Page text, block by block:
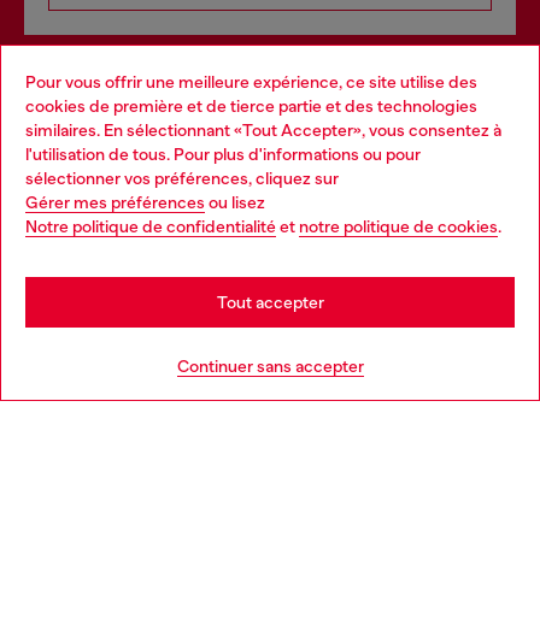
Pour vous offrir une meilleure expérience, ce site utilise des
cookies de première et de tierce partie et des technologies
similaires. En sélectionnant «Tout Accepter», vous consentez à
l'utilisation de tous. Pour plus d'informations ou pour
sélectionner vos préférences, cliquez sur
Gérer mes préférences ou lisez
Notre politique de confidentialitéet notre politique de cookies.
Continuer sans accepter
Tout accepter
Services omnicanaux
Découvrez tous nos services, en ligne et en magasin.
En savoir plus
Choose your location
You are currently browsing Belgique website, but it seems you
may be based in United States